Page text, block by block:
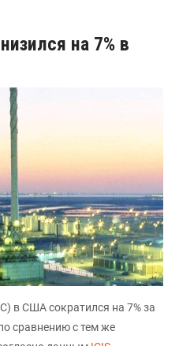
на 7% в
в США сократился на 7% за
сравнению с тем же